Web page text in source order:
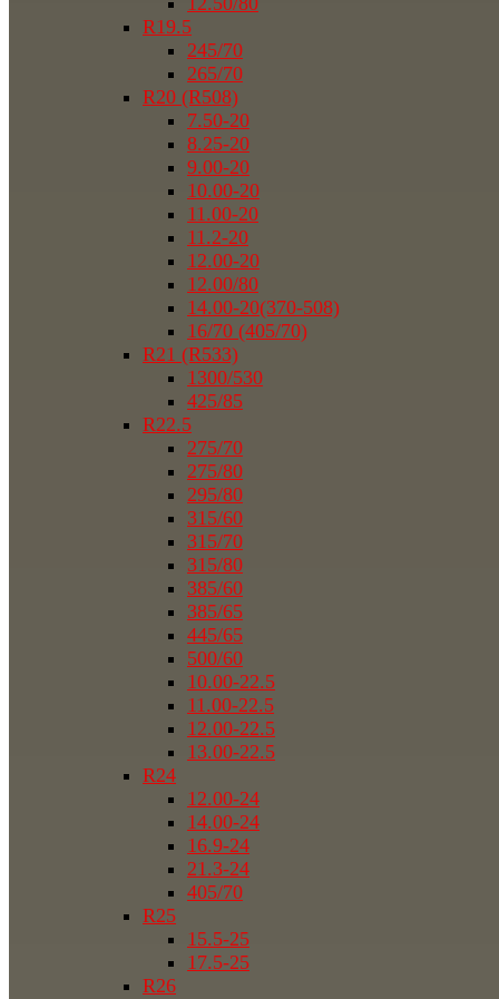
R19.5
245/70
265/70
R20 (R508)
7.50-20
8.25-20
9.00-20
10.00-20
11.00-20
11.2-20
12.00-20
12.00/80
14.00-20(370-508)
16/70 (405/70)
R21 (R533)
1300/530
425/85
R22.5
275/70
275/80
295/80
315/60
315/70
315/80
385/60
385/65
445/65
500/60
10.00-22.5
11.00-22.5
12.00-22.5
13.00-22.5
R24
12.00-24
14.00-24
16.9-24
21.3-24
405/70
R25
15.5-25
17.5-25
R26